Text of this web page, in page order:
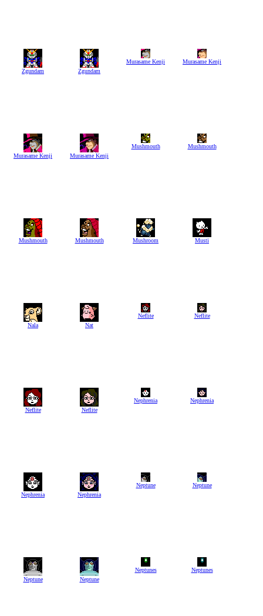
Zgundam Zgundam
Murasame Kenji Murasame Kenji
Murasame Kenji Murasame Kenji
Mushmouth Mushmouth
Mushmouth Mushmouth Mushroom Musti
Nala Nat
Neflite Neflite
Neflite Neflite
Nephrenia Nephrenia
Nephrenia Nephrenia
Neptune Neptune
Neptune Neptune
Neptunes Neptunes